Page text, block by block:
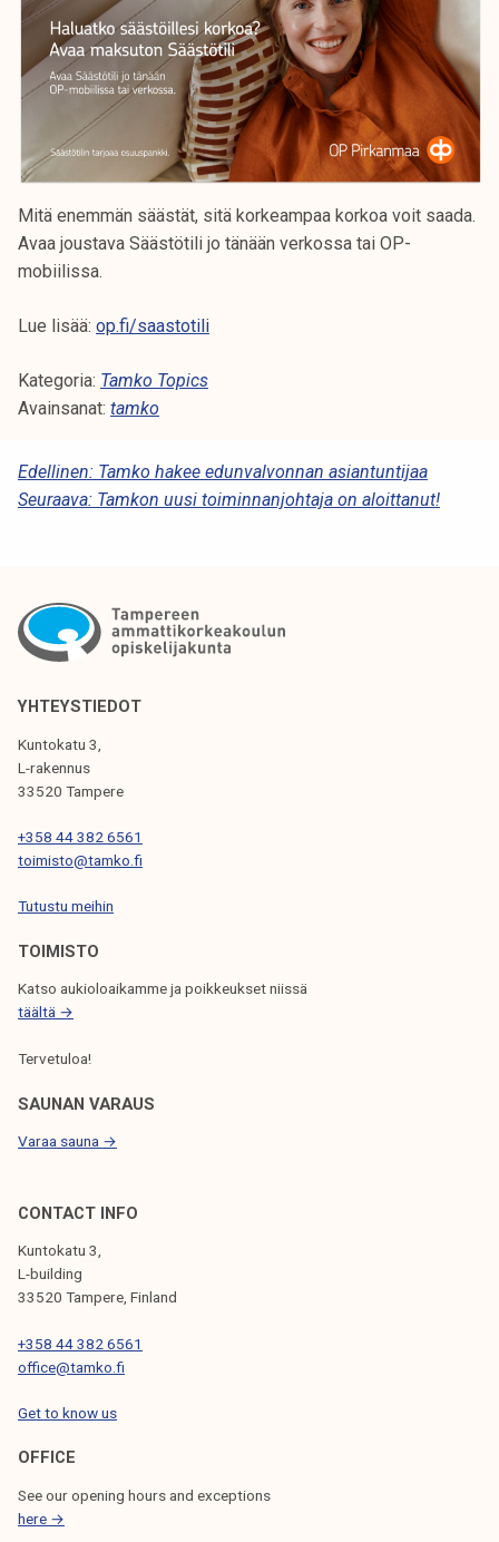
Mitä enemmän säästät, sitä korkeampaa korkoa voit saada.
Avaa joustava Säästötili jo tänään verkossa tai OP-
mobiilissa.
Lue lisää: op.fi/saastotili
Kategoria: Tamko Topics
Avainsanat: tamko
A
R
K
K
E
L
I
E
N
S
E
L
A
U
S
Edellinen: Tamko hakee edunvalvonnan asiantuntijaa
Seuraava: Tamkon uusi toiminnanjohtaja on aloittanut!
YHTEYSTIEDOT
Kuntokatu 3,
L-rakennus
33520 Tampere
+358 44 382 6561
toimisto@tamko.fi
Tutustu meihin
TOIMISTO
Katso aukioloaikamme ja poikkeukset niissä
täältä →
Tervetuloa!
SAUNAN VARAUS
Varaa sauna →
CONTACT INFO
Kuntokatu 3,
L-building
33520 Tampere, Finland
+358 44 382 6561
office@tamko.fi
Get to know us
OFFICE
See our opening hours and exceptions
here →